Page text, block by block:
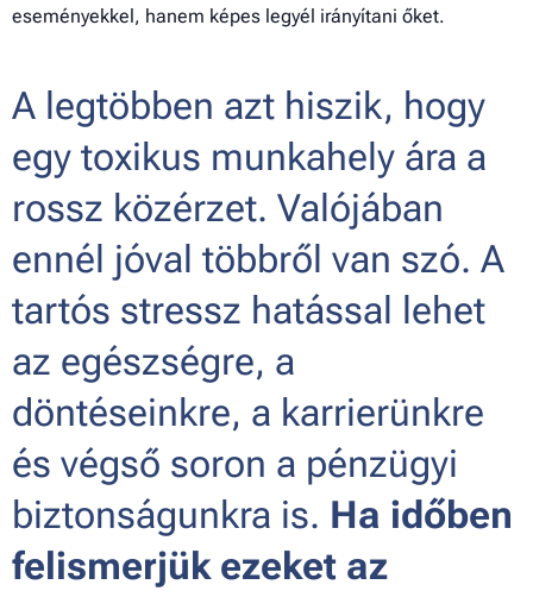
eseményekkel, hanem képes legyél irányítani őket.
A legtöbben azt hiszik, hogy
egy toxikus munkahely ára a
rossz közérzet. Valójában
ennél jóval többről van szó. A
tartós stressz hatással lehet
az egészségre, a
döntéseinkre, a karrierünkre
és végső soron a pénzügyi
biztonságunkra is. Ha időben
felismerjük ezeket az